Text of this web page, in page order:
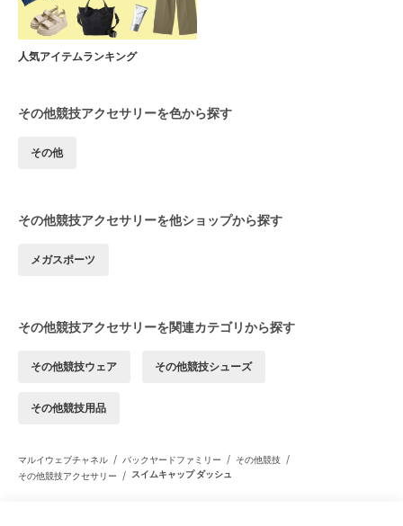
人気アイテムランキング
その他競技アクセサリーを色から探す
その他
その他競技アクセサリーを他ショップから探す
メガスポーツ
その他競技アクセサリーを関連カテゴリから探す
その他競技ウェア その他競技シューズ
その他競技用品
マルイウェブチャネル / バックヤードファミリー / その他競技 /
その他競技アクセサリー / スイムキャップ ダッシュ